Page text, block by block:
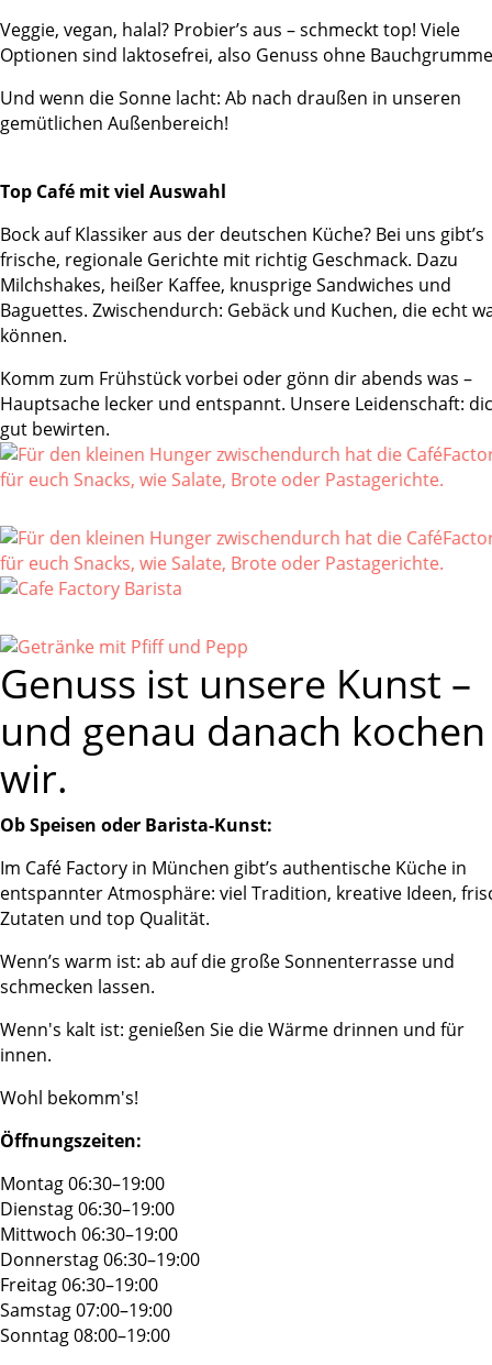
Veggie, vegan, halal? Probier’s aus – schmeckt top! Viele
Optionen sind laktosefrei, also Genuss ohne
Und wenn die Sonne lacht: Ab nach draußen in unseren
gemütlichen Außenbereich!
Top Café mit viel Auswahl
Bock auf Klassiker aus der deutschen Küche? Bei uns gibt’s
frische, regionale Gerichte mit richtig Geschmack. Dazu
Milchshakes, heißer Kaffee, knusprige Sandwiches und
Baguettes. Zwischendurch: Gebäck und Kuchen, die echt
können.
Komm zum Frühstück vorbei oder gönn dir abends was –
Hauptsache lecker und entspannt. Unsere Leidenschaft:
gut bewirten.
Genuss ist unsere Kunst –
und genau danach kochen
wir.
Ob Speisen oder Barista-Kunst:
Im Café Factory in München gibt’s authentische Küche in
entspannter Atmosphäre: viel Tradition, kreative Ideen,
Zutaten und top Qualität.
Wenn’s warm ist: ab auf die große Sonnenterrasse und
schmecken lassen.
Wenn's kalt ist: genießen Sie die Wärme drinnen und für
innen.
Wohl bekomm's!
Öffnungszeiten:
Montag 06:30–19:00
Dienstag 06:30–19:00
Mittwoch 06:30–19:00
Donnerstag 06:30–19:00
Freitag 06:30–19:00
Samstag 07:00–19:00
Sonntag 08:00–19:00